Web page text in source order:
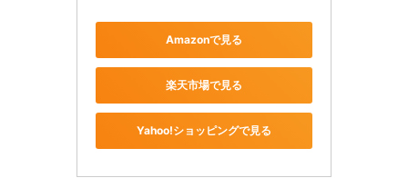
Amazonで見る
楽天市場で見る
Yahoo!ショッピングで見る